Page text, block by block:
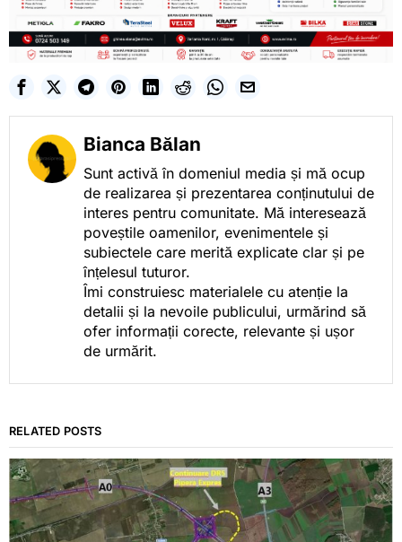
Bianca Bălan
Sunt activă în domeniul media și mă ocup
de realizarea și prezentarea conținutului de
interes pentru comunitate. Mă interesează
poveștile oamenilor, evenimentele și
subiectele care merită explicate clar și pe
înțelesul tuturor.
Îmi construiesc materialele cu atenție la
detalii și la nevoile publicului, urmărind să
ofer informații corecte, relevante și ușor
de urmărit.
RELATED POSTS